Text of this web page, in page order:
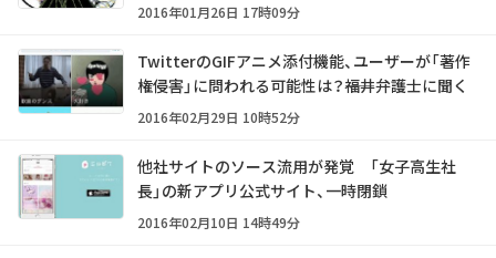
2016年01月26日 17時09分
TwitterのGIFアニメ添付機能、ユーザーが「著作
権侵害」に問われる可能性は？――福井弁護士に聞く
2016年02月29日 10時52分
他社サイトのソース流用が発覚 「女子高生社
長」の新アプリ公式サイト、一時閉鎖
2016年02月10日 14時49分